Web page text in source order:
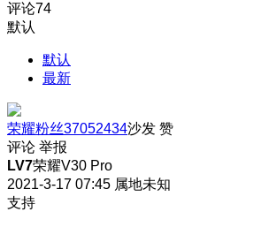
评论74
默认
默认
最新
荣耀粉丝37052434沙发 赞
评论 举报
LV7荣耀V30 Pro
2021-3-17 07:45 属地未知
支持